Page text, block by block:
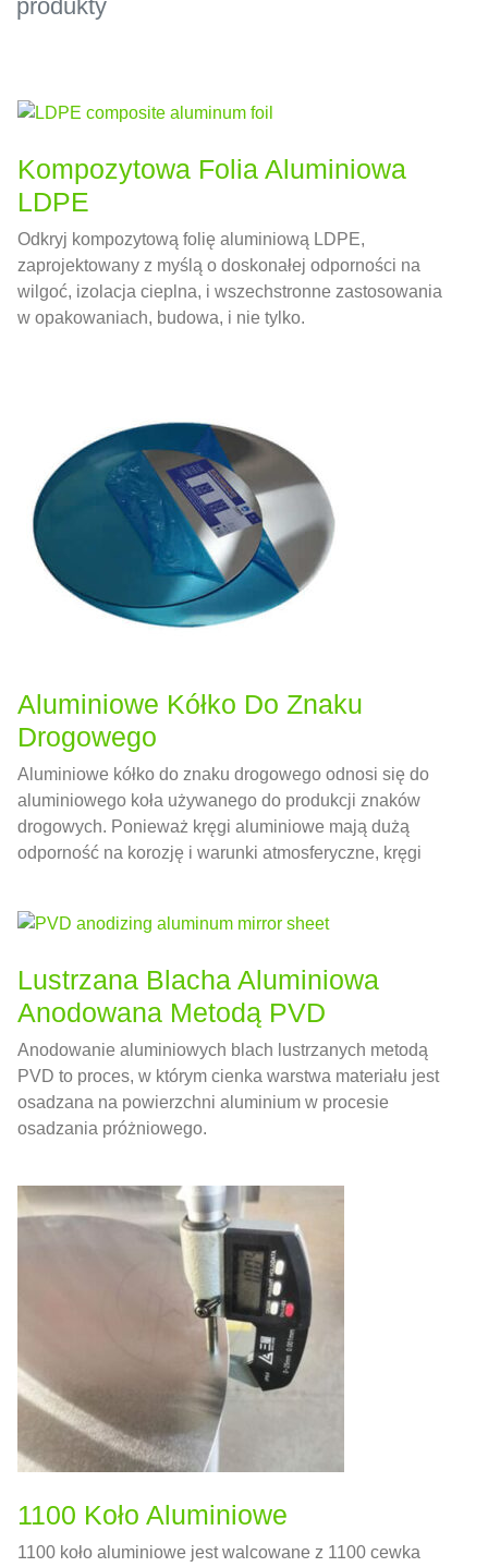
produkty
Kompozytowa Folia Aluminiowa
LDPE
Odkryj kompozytową folię aluminiową LDPE,
zaprojektowany z myślą o doskonałej odporności na
wilgoć, izolacja cieplna, i wszechstronne zastosowania
w opakowaniach, budowa, i nie tylko.
Aluminiowe Kółko Do Znaku
Drogowego
Aluminiowe kółko do znaku drogowego odnosi się do
aluminiowego koła używanego do produkcji znaków
drogowych. Ponieważ kręgi aluminiowe mają dużą
odporność na korozję i warunki atmosferyczne, kręgi
Lustrzana Blacha Aluminiowa
Anodowana Metodą PVD
Anodowanie aluminiowych blach lustrzanych metodą
PVD to proces, w którym cienka warstwa materiału jest
osadzana na powierzchni aluminium w procesie
osadzania próżniowego.
1100 Koło Aluminiowe
1100 koło aluminiowe jest walcowane z 1100 cewka